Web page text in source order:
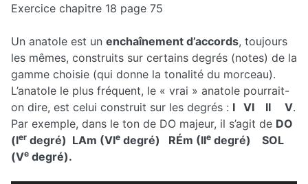
Exercice chapitre 18 page 75
Un anatole est un enchaînement d’accords, toujours
les mêmes, construits sur certains degrés (notes) de la
gamme choisie (qui donne la tonalité du morceau).
L’anatole le plus fréquent, le « vrai » anatole pourrait-
on dire, est celui construit sur les degrés : I VI II V.
Par exemple, dans le ton de DO majeur, il s’agit de DO
(Ier degré) LAm (VIe degré) RÉm (IIe degré) SOL
(Ve degré).